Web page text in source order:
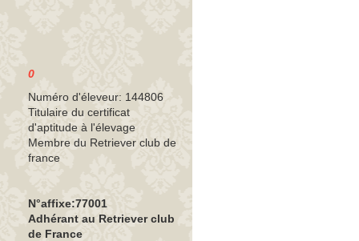
0
Numéro d'éleveur: 144806
Titulaire du certificat
d'aptitude à l'élevage
Membre du Retriever club de
france
N°affixe:77001
Adhérant au Retriever club
de France